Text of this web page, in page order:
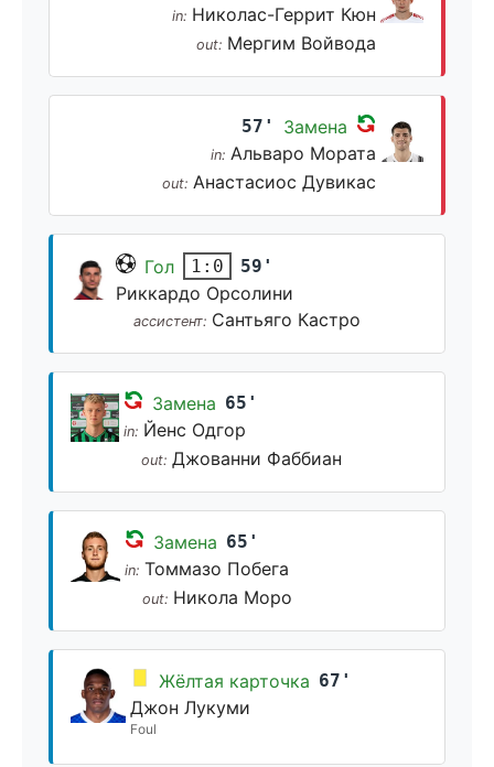
in: Николас-Геррит Кюн
out: Мергим Войвода
57' Замена
in: Альваро Мората
out: Анастасиос Дувикас
Гол 1:0 59'
Риккардо Орсолини
ассистент: Сантьяго Кастро
Замена 65'
in: Йенс Одгор
out: Джованни Фаббиан
Замена 65'
in: Томмазо Побега
out: Никола Моро
Жёлтая карточка 67'
Джон Лукуми
Foul